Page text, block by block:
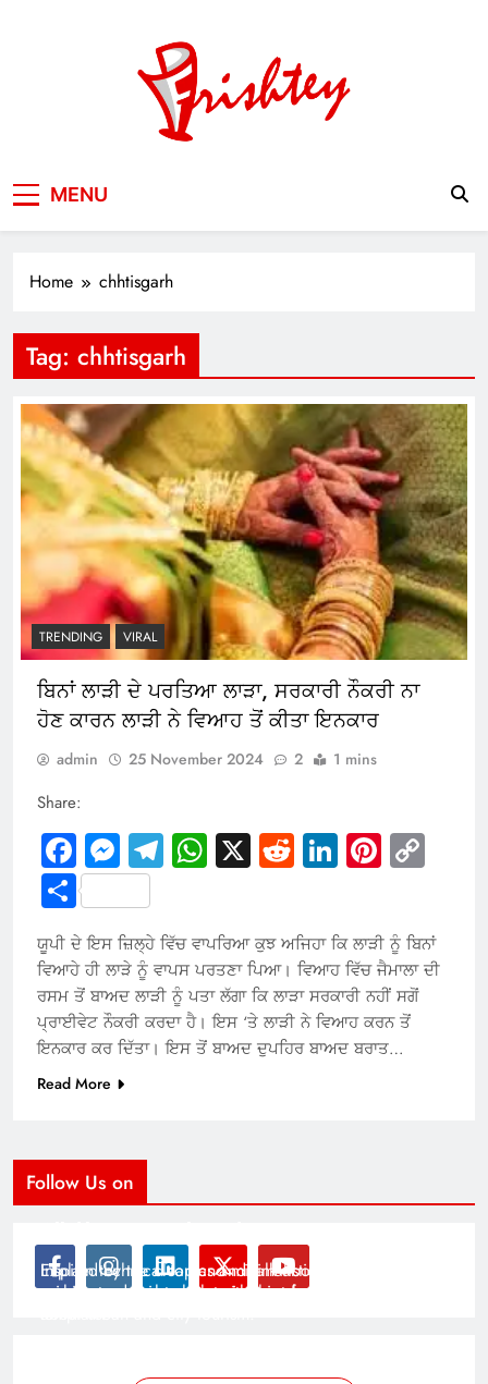
MENU
Home chhtisgarh
Tag: chhtisgarh
TRENDING VIRAL
ਬਿਨਾਂ ਲਾੜੀ ਦੇ ਪਰਤਿਆ ਲਾੜਾ, ਸਰਕਾਰੀ ਨੌਕਰੀ ਨਾ
ਹੋਣ ਕਾਰਨ ਲਾੜੀ ਨੇ ਵਿਆਹ ਤੋਂ ਕੀਤਾ ਇਨਕਾਰ
admin 25 November 2024 2 1 mins
Share:
Facebook
Messenger
Telegram
WhatsApp
X RedditLinkedIn
Share
ਯੂਪੀ ਦੇ ਇਸ ਜ਼ਿਲ੍ਹੇ ਵਿੱਚ ਵਾਪਰਿਆ ਕੁਝ ਅਜਿਹਾ ਕਿ ਲਾੜੀ ਨੂੰ ਬਿਨਾਂ
ਵਿਆਹੇ ਹੀ ਲਾੜੇ ਨੂੰ ਵਾਪਸ ਪਰਤਣਾ ਪਿਆ। ਵਿਆਹ ਵਿੱਚ ਜੈਮਾਲਾ ਦੀ
ਰਸਮ ਤੋਂ ਬਾਅਦ ਲਾੜੀ ਨੂੰ ਪਤਾ ਲੱਗਾ ਕਿ ਲਾੜਾ ਸਰਕਾਰੀ ਨਹੀਂ ਸਗੋਂ
ਪ੍ਰਾਈਵੇਟ ਨੌਕਰੀ ਕਰਦਾ ਹੈ। ਇਸ ‘ਤੇ ਲਾੜੀ ਨੇ ਵਿਆਹ ਕਰਨ ਤੋਂ
ਇਨਕਾਰ ਕਰ ਦਿੱਤਾ। ਇਸ ਤੋਂ ਬਾਅਦ ਦੁਪਹਿਰ ਬਾਅਦ ਬਰਾਤ…
Read More
Follow Us on
Inspired by the clean and minimalistic look of modern
architecture, this template is great for creating stories
Explain technical topics and talk about the latest in
science and technology with this clean and futuristic